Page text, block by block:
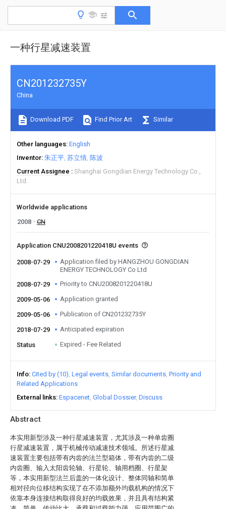
一种行星减速装置
Abstract
本实用新型涉及一种行星减速装置，尤其涉及一种单齿圈
行星减速装置，属于机械传动减速技术领域。所述行星减
速装置主要包括带有内齿的法兰型箱体，带有内齿的二级
内齿圈、输入太阳齿轮轴、行星轮、轴用档圈、行星架
等，本实用新型法兰后盖的一体化设计、整体同轴和简单
相对径向位移结构实现了在不添加额外均载机构的情况下
依靠本身连接结构取得良好的均载效果，并且具有结构紧
CN201232735Y
China
Download PDF Find Prior Art Similar
Other languages English
Inventor 朱正平 苏立情 陈波
Current Assignee
Shanghai Gongdian Energy Technology Co.,
Ltd.
Worldwide applications
2008
CN
Application CNU2008201220418U events
2008-07-29
Application filed by HANGZHOU GONGDIAN
ENERGY TECHNOLOGY Co Ltd
2008-07-29
Priority to CNU2008201220418U
2009-05-06 Application granted
2009-05-06 Publication of CN201232735Y
2018-07-29 Anticipated expiration
Status Expired - Fee Related
Info Cited by (10) Legal events Similar documents Priority and
Related Applications
External links Espacenet Global Dossier Discuss